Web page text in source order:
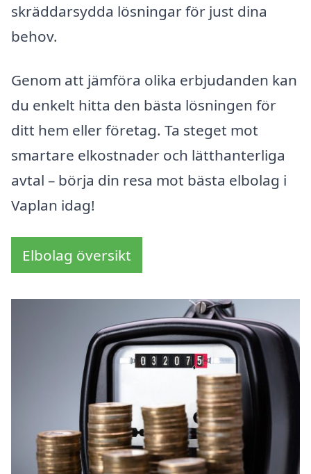
skräddarsydda lösningar för just dina
behov.
Genom att jämföra olika erbjudanden kan
du enkelt hitta den bästa lösningen för
ditt hem eller företag. Ta steget mot
smartare elkostnader och lätthanterliga
avtal – börja din resa mot bästa elbolag i
Vaplan idag!
Elbolag översikt